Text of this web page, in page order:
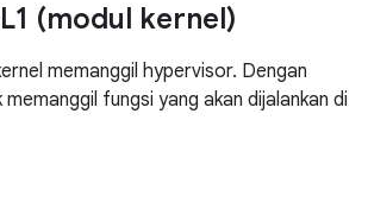
(modul kernel)
memanggil hypervisor. Dengan
fungsi yang akan dijalankan di